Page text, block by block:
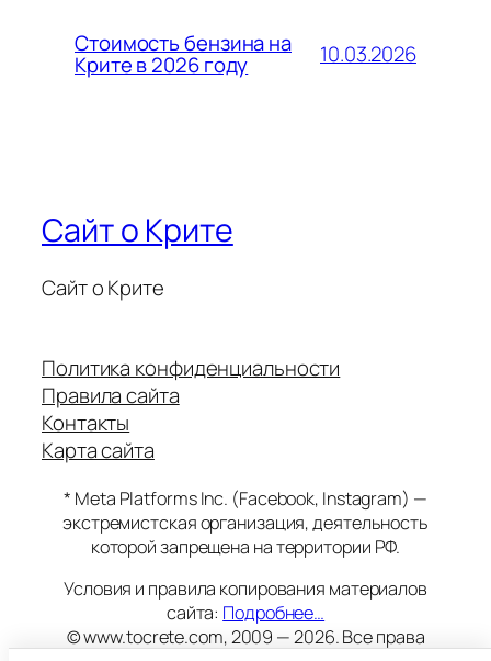
Стоимость бензина на
Крите в 2026 году 10.03.2026
Сайт о Крите
Сайт о Крите
Политика конфиденциальности
Правила сайта
Контакты
Карта сайта
* Meta Platforms Inc. (Facebook, Instagram) —
экстремистская организация, деятельность
которой запрещена на территории РФ.
Условия и правила копирования материалов
сайта: Подробнее…
© www.tocrete.com, 2009 — 2026. Все права